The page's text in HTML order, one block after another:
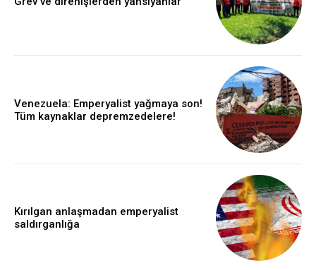
Venezuela: Emperyalist yağmaya son!
Tüm kaynaklar depremzedelere!
Kırılgan anlaşmadan emperyalist
saldırganlığa